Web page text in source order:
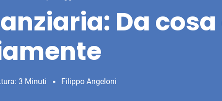
Da
3 Minuti Filippo Angeloni